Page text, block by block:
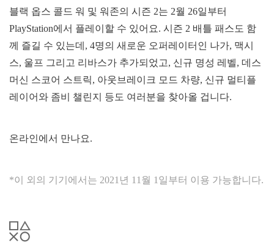
블랙 옵스 콜드 워 및 워존의 시즌 2는 2월 26일부터
PlayStation에서 플레이할 수 있어요. 시즌 2 배틀 패스도 함
께 즐길 수 있는데, 4명의 새로운 오퍼레이터인 나가, 맥시
스, 울프 그리고 리바스가 추가되었고, 신규 명성 레벨, 데스
머신 스코어 스트릭, 아웃브레이크 모드 차량, 신규 멀티플
레이어와 좀비 챌린지 등도 여러분을 찾아올 겁니다.
온라인에서 만나요.
*이 외의 기기에서는 2021년 11월 1일부터 이용 가능합니다.